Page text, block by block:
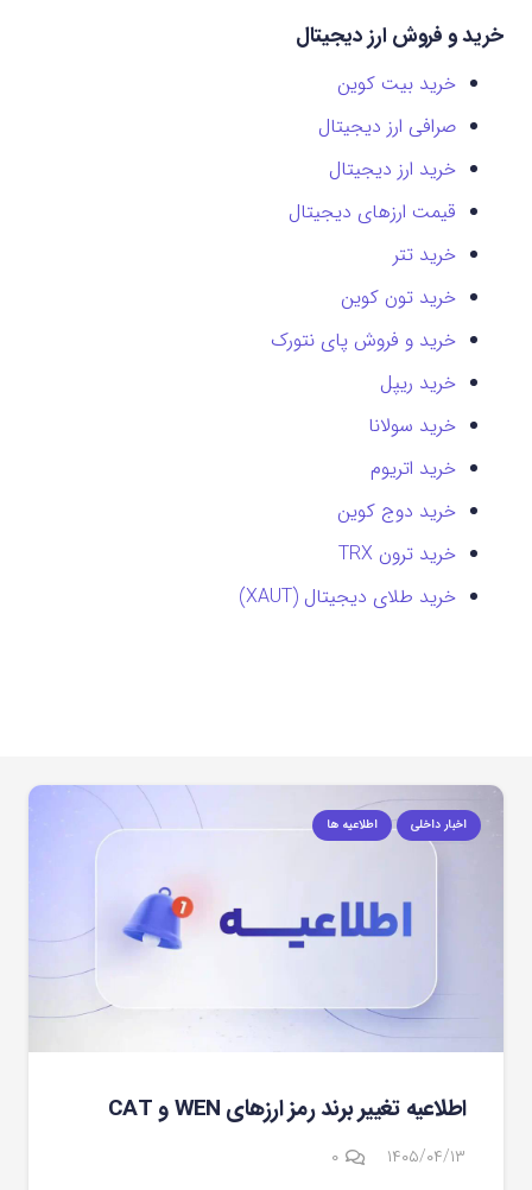
خرید و فروش ارز دیجیتال
خرید بیت کوین
صرافی ارز دیجیتال
خرید ارز دیجیتال
قیمت ارزهای دیجیتال
خرید تتر
خرید تون کوین
خرید و فروش پای نتورک
خرید ریپل
خرید سولانا
خرید اتریوم
خرید دوج کوین
خرید ترون TRX
خرید طلای دیجیتال (XAUT)
اخبار داخلی اطلاعیه ها
اطلاعیه تغییر برند رمز ارزهای WEN و CAT
۱۴۰۵/۰۴/۱۳ ۰